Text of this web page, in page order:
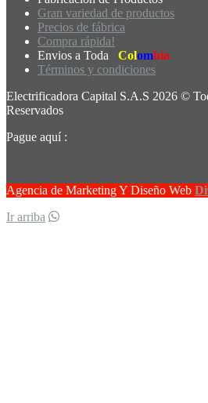
Gran variedad de productos
Precios de fábrica
Compra rápida!
Envios a Toda
Colombia
Términos y condiciones
Electrificadora Capital S.A.S 2026 ©
Reservados
Pague aquí :
Agencia de Marketing Y Diseño Web
Ir arriba